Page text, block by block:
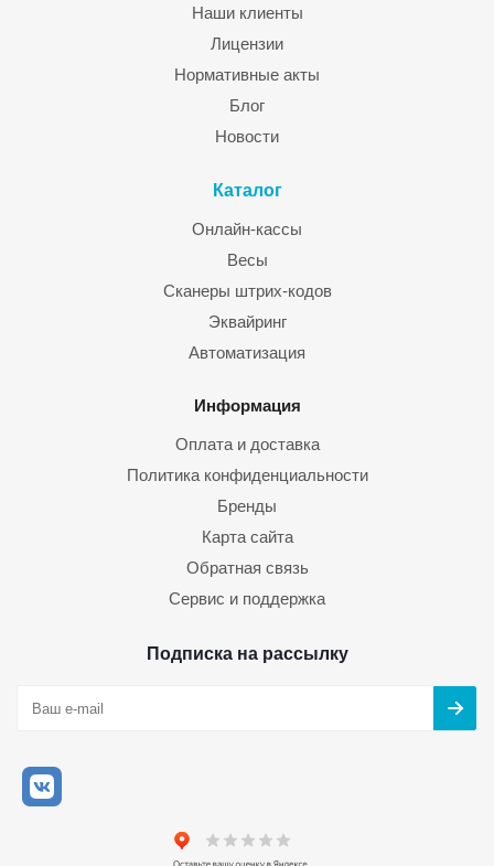
Наши клиенты
Лицензии
Нормативные акты
Блог
Новости
Каталог
Онлайн-кассы
Весы
Сканеры штрих-кодов
Эквайринг
Автоматизация
Информация
Оплата и доставка
Политика конфиденциальности
Бренды
Карта сайта
Обратная связь
Сервис и поддержка
Подписка на рассылку